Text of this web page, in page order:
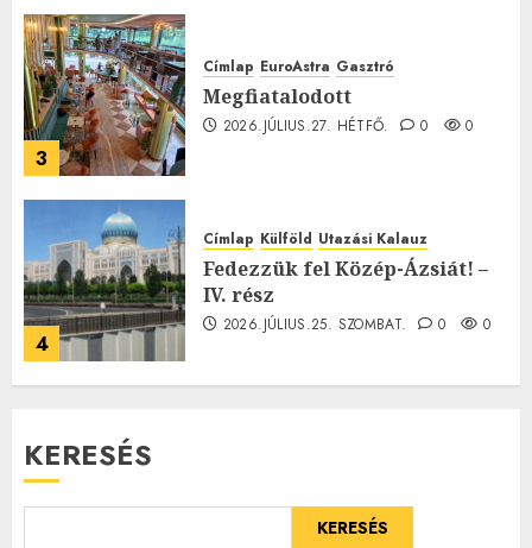
3
Címlap EuroAstra Gasztró
Megfiatalodott
2026.JÚLIUS.27. HÉTFŐ. 0 0
4
Címlap Külföld Utazási Kalauz
Fedezzük fel Közép-Ázsiát! –
IV. rész
2026.JÚLIUS.25. SZOMBAT. 0 0
KERESÉS
KERESÉS